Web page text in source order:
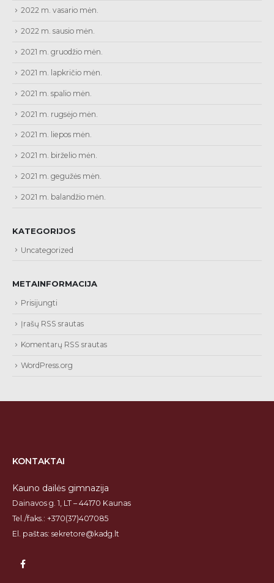
2022 m. vasario mėn.
2022 m. sausio mėn.
2021 m. gruodžio mėn.
2021 m. lapkričio mėn.
2021 m. spalio mėn.
2021 m. rugsėjo mėn.
2021 m. liepos mėn.
2021 m. birželio mėn.
2021 m. gegužės mėn.
2021 m. balandžio mėn.
KATEGORIJOS
Uncategorized
METAINFORMACIJA
Prisijungti
Įrašų RSS srautas
Komentarų RSS srautas
WordPress.org
KONTAKTAI
Kauno dailės gimnazija
Dainavos g. 1, LT – 44170 Kaunas
Tel./faks.: +370(37)407085
El. paštas: sekretore@kadg.lt